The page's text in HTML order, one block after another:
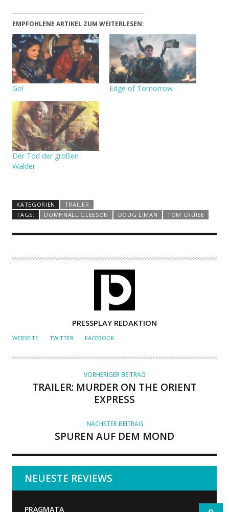
EMPFOHLENE ARTIKEL ZUM WEITERLESEN:
Go! Edge of Tomorrow
Der Tod der großen
Wälder
KATEGORIEN
TRAILER
TAGS:
DOMHNALL GLEESON DOUG LIMAN TOM CRUISE
U
O
PRESSPLAY REDAKTION
WEBSEITE TWITTER FACEBOOK
VORHERIGER BEITRAG
TRAILER: MURDER ON THE ORIENT
EXPRESS
NÄCHSTER BEITRAG
SPUREN AUF DEM MOND
NEUESTE REVIEWS
PRAGMATA